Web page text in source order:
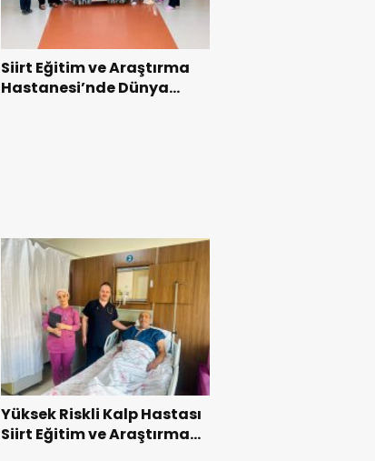
Siirt Eğitim ve Araştırma
Hastanesi’nde Dünya
Yüksek Riskli Kalp Hastası
Siirt Eğitim ve Araştırma